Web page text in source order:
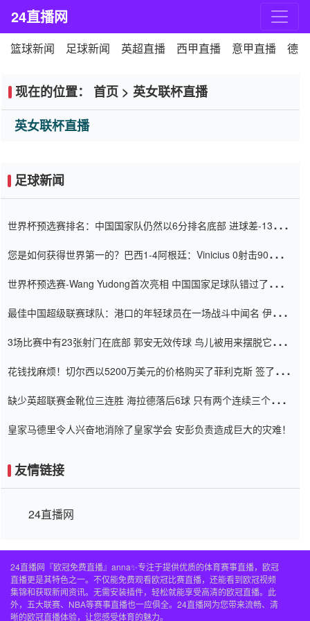
24直播网
篮球新闻 足球新闻 英超直播 西甲直播 意甲直播 德
现在的位置： 首页 > 英女联杯直播
英女联杯直播
足球新闻
世界杯预选赛排名：中国国家队仍然以6分排名底部 进球差-13令人
您是如何获得世界第一的？巴西1-4阿根廷：Vinicius 0射击90分钟
世界杯预选赛-Wang Yudong首次亮相 中国国家足球队错过了世界
最佳中国超级联赛球队：港口的年轻球员在一场战斗中闻名 伊万放
3场比赛中有23张射门在底部 郭安无效传球 鸟儿被用来摆脱它
花钱找麻烦！切尔西以5200万美元的价格购买了菲利克斯 签了7年
缺少英超联赛金靴位三连胜 海拉德落后6球 只有两个连续三个连续
皇家马德里令人兴奋地消除了皇家学会 安彭负责造成巨大的灾难！
友情链接
24直播网
24直播网『欧冠免费直播』anna✨专注于提供优质的体育赛事直播，欧冠
直播更是其特色之一。不仅能免费观看欧冠比赛直播，还能看到欧冠视频
集锦和获取新闻资讯。无需安装插件，轻松就能享受高清的欧冠直播。此
外，五大联赛、NBA等赛事直播也一应俱全。24直播网为您带来流畅、清
晰的欧冠直播体验，让您感受体育的魅力。